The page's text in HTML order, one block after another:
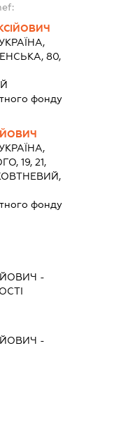
80,
фонду
19, 21,
фонду
-
-